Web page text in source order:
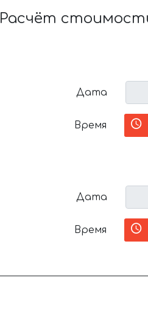
Расчёт
Дата
Время
Дата
Время